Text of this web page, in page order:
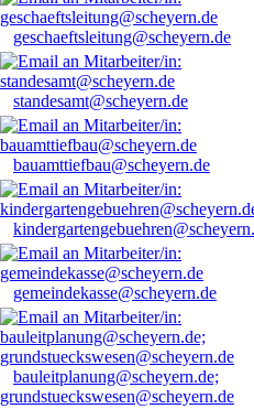
geschaeftsleitung@scheyern.de
standesamt@scheyern.de
bauamttiefbau@scheyern.de
gemeindekasse@scheyern.de
bauleitplanung@scheyern.de;
grundstueckswesen@scheyern.de